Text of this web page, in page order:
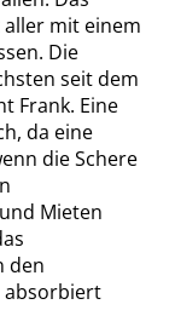
mit einem
Die
seit dem
Frank. Eine
da eine
die Schere
Mieten
den
absorbiert